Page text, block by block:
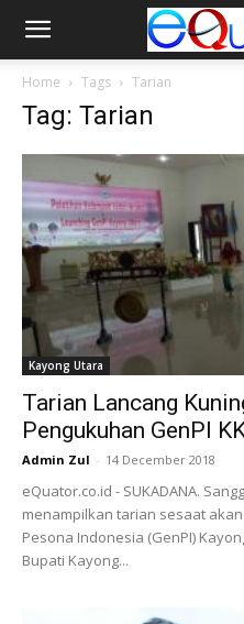
Home Tags Tarian
Tag: Tarian
Kayong Utara
Tarian Lancang
Pengukuhan GenPI
Admin Zul - 14 December 2018
eQuator.co.id - SUKADANA.
menampilkan tarian sesaat
Pesona Indonesia (GenPI)
Bupati Kayong...